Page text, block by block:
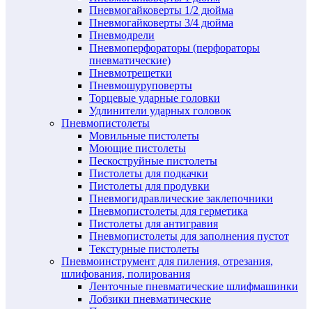
Пневмогайковерты 1/2 дюйма
Пневмогайковерты 3/4 дюйма
Пневмодрели
Пневмоперфораторы (перфораторы
пневматические)
Пневмотрещетки
Пневмошуруповерты
Торцевые ударные головки
Удлинители ударных головок
Пневмопистолеты
Мовильные пистолеты
Моющие пистолеты
Пескоструйные пистолеты
Пистолеты для подкачки
Пистолеты для продувки
Пневмогидравлические заклепочники
Пневмопистолеты для герметика
Пистолеты для антигравия
Пневмопистолеты для заполнения пустот
Текстурные пистолеты
Пневмоинструмент для пиления, отрезания,
шлифования, полирования
Ленточные пневматические шлифмашинки
Лобзики пневматические